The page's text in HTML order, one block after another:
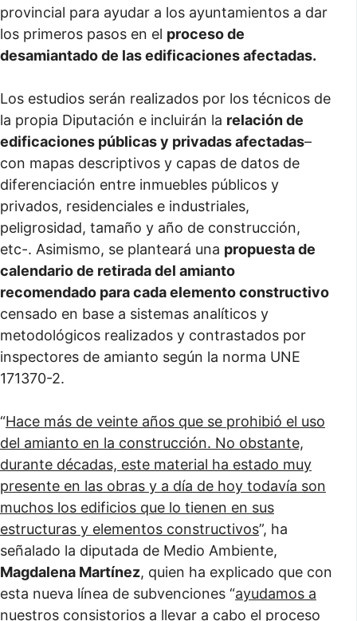
provincial para ayudar a los ayuntamientos a dar
los primeros pasos en el proceso de
desamiantado de las edificaciones afectadas.
Los estudios serán realizados por los técnicos de
la propia Diputación e incluirán la relación de
edificaciones públicas y privadas afectadas–
con mapas descriptivos y capas de datos de
diferenciación entre inmuebles públicos y
privados, residenciales e industriales,
peligrosidad, tamaño y año de construcción,
etc-. Asimismo, se planteará una propuesta de
calendario de retirada del amianto
recomendado para cada elemento constructivo
censado en base a sistemas analíticos y
metodológicos realizados y contrastados por
inspectores de amianto según la norma UNE
171370-2.
“Hace más de veinte años que se prohibió el uso
del amianto en la construcción. No obstante,
durante décadas, este material ha estado muy
presente en las obras y a día de hoy todavía son
muchos los edificios que lo tienen en sus
estructuras y elementos constructivos”, ha
señalado la diputada de Medio Ambiente,
Magdalena Martínez, quien ha explicado que con
esta nueva línea de subvenciones “ayudamos a
nuestros consistorios a llevar a cabo el proceso